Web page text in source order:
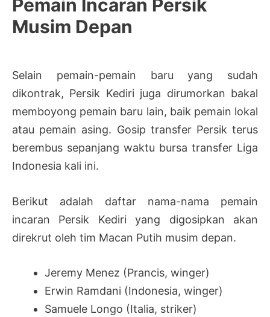
Pemain Incaran Persik
Musim Depan
Selain pemain-pemain baru yang sudah
dikontrak, Persik Kediri juga dirumorkan bakal
memboyong pemain baru lain, baik pemain lokal
atau pemain asing. Gosip transfer Persik terus
berembus sepanjang waktu bursa transfer Liga
Indonesia kali ini.
Berikut adalah daftar nama-nama pemain
incaran Persik Kediri yang digosipkan akan
direkrut oleh tim Macan Putih musim depan.
Jeremy Menez (Prancis, winger)
Erwin Ramdani (Indonesia, winger)
Samuele Longo (Italia, striker)